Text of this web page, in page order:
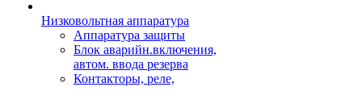
Низковольтная аппаратура
Аппаратура защиты
Блок аварийн.включения,
автом. ввода резерва
Контакторы, реле,